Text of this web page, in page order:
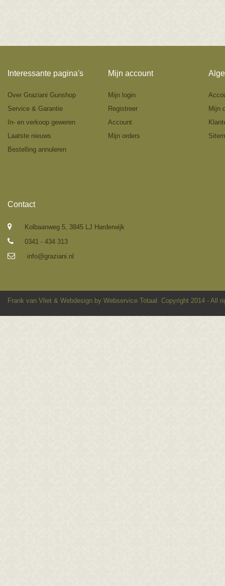
Interessante pagina's
Over Graziani Gunshop
Service & Garantie
In- en verkoop geweren
Laatste nieuws
Bestelling annuleren
Mijn account
Mijn login
Registreer
Account
Mijn orders
Mijn
Contact
Kolbaanweg 5, 3845 LJ Harderwijk
0341 - 434 313
info@graziani.nl
Frank van Vliet & Webdesign by Webservice Totaal . Copyright 2014 - All